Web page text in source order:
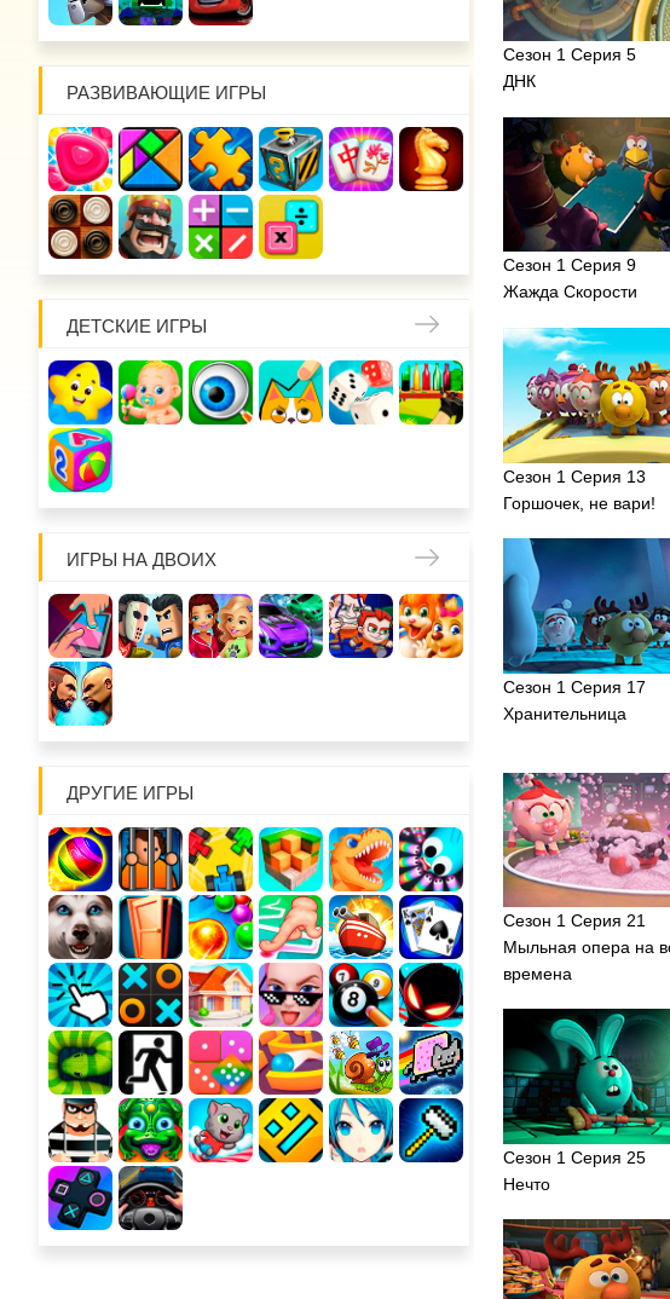
РАЗВИВАЮЩИЕ ИГРЫ
ДЕТСКИЕ ИГРЫ
ИГРЫ НА ДВОИХ
ДРУГИЕ ИГРЫ
Сезон 1 Серия 5
ДНК
Сезон 1 Серия 9
Жажда Скорости
Сезон 1 Серия 13
Горшочек, не вари!
Сезон 1 Серия 17
Хранительница
Сезон 1 Серия 21
Мыльная опера на
времена
Сезон 1 Серия 25
Нечто